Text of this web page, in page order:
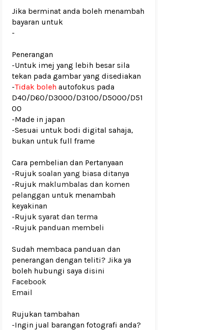
Jika berminat anda boleh menambah
bayaran untuk
-
Penerangan
-Untuk imej yang lebih besar sila
tekan pada gambar yang disediakan
-Tidak boleh autofokus pada
D40/D60/D3000/D3100/D5000/D51
00
-Made in japan
-Sesuai untuk bodi digital sahaja,
bukan untuk full frame
Cara pembelian dan Pertanyaan
-Rujuk soalan yang biasa ditanya
-Rujuk maklumbalas dan komen
pelanggan untuk menambah
keyakinan
-Rujuk syarat dan terma
-Rujuk panduan membeli
Sudah membaca panduan dan
penerangan dengan teliti? Jika ya
boleh hubungi saya disini
Facebook
Email
Rujukan tambahan
-Ingin jual barangan fotografi anda?